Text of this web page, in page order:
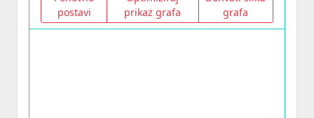
postavi
prikaz grafa
grafa